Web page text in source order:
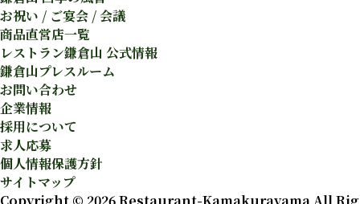
お祝い / ご宴会 / 会議
商品直営店一覧
レストラン鎌倉山 公式情報
鎌倉山プレスルーム
お問い合わせ
企業情報
採用について
求人応募
個人情報保護方針
サイトマップ
Copyright ©︎ 2026 Restaurant-Kamakurayama All